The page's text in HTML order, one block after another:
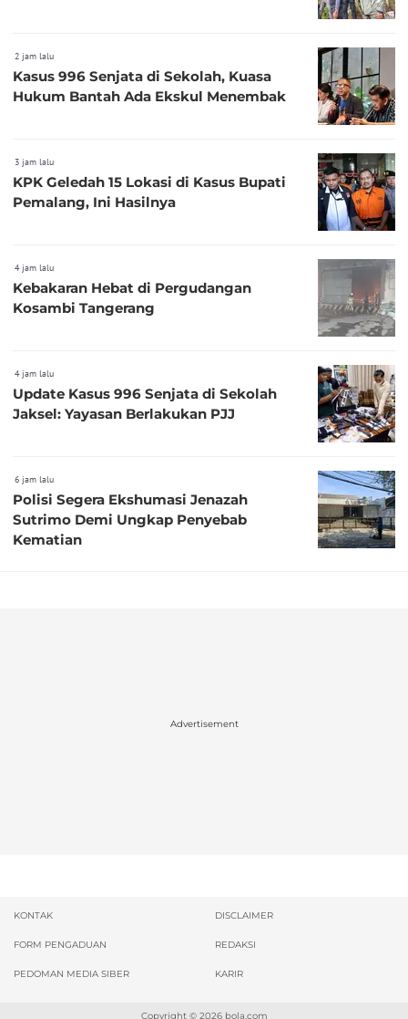
2 jam lalu
Kasus 996 Senjata di Sekolah, Kuasa
Hukum Bantah Ada Ekskul Menembak
3 jam lalu
KPK Geledah 15 Lokasi di Kasus Bupati
Pemalang, Ini Hasilnya
4 jam lalu
Kebakaran Hebat di Pergudangan
Kosambi Tangerang
4 jam lalu
Update Kasus 996 Senjata di Sekolah
Jaksel: Yayasan Berlakukan PJJ
6 jam lalu
Polisi Segera Ekshumasi Jenazah
Sutrimo Demi Ungkap Penyebab
Kematian
Advertisement
KONTAK DISCLAIMER
FORM PENGADUAN REDAKSI
PEDOMAN MEDIA SIBER KARIR
Copyright © 2026 bola.com